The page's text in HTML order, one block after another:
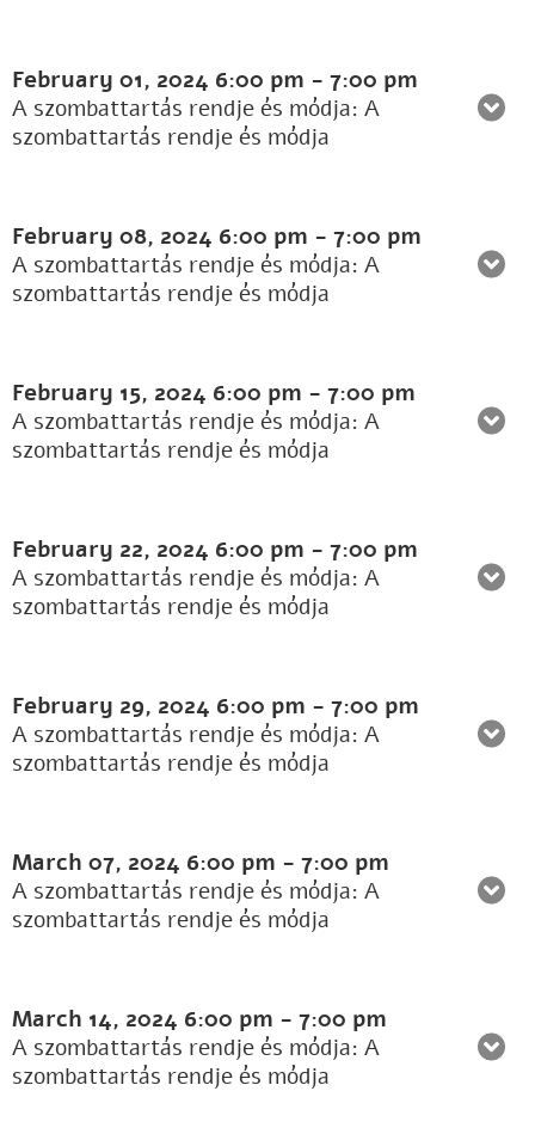
February 01, 2024 6:00 pm - 7:00 pm
A szombattartás rendje és módja: A
szombattartás rendje és módja
February 08, 2024 6:00 pm - 7:00 pm
A szombattartás rendje és módja: A
szombattartás rendje és módja
February 15, 2024 6:00 pm - 7:00 pm
A szombattartás rendje és módja: A
szombattartás rendje és módja
February 22, 2024 6:00 pm - 7:00 pm
A szombattartás rendje és módja: A
szombattartás rendje és módja
February 29, 2024 6:00 pm - 7:00 pm
A szombattartás rendje és módja: A
szombattartás rendje és módja
March 07, 2024 6:00 pm - 7:00 pm
A szombattartás rendje és módja: A
szombattartás rendje és módja
March 14, 2024 6:00 pm - 7:00 pm
A szombattartás rendje és módja: A
szombattartás rendje és módja